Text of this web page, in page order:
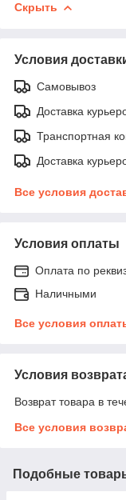
Скрыть
Условия
Самовывоз
Доставка
Транспортная
Доставка
Все условия
Условия оплаты
Оплата по
Наличными
Все условия
Условия
Возврат товара в
Все условия
Подобные